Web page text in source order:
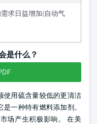
求日益增加(自动气
是什么？
使用硫含量较低的更清洁
是一种特有燃料添加剂。
场产生积极影响。 在美